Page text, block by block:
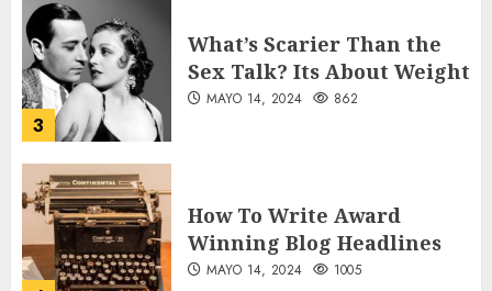
3
What’s Scarier Than the
Sex Talk? Its About Weight
MAYO 14, 2024 862
How To Write Award
Winning Blog Headlines
MAYO 14, 2024 1005